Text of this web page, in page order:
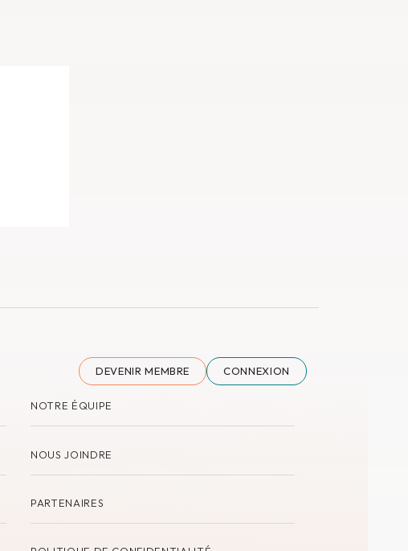
DEVENIR MEMBRE CONNEXION
NOTRE ÉQUIPE
NOUS JOINDRE
PARTENAIRES